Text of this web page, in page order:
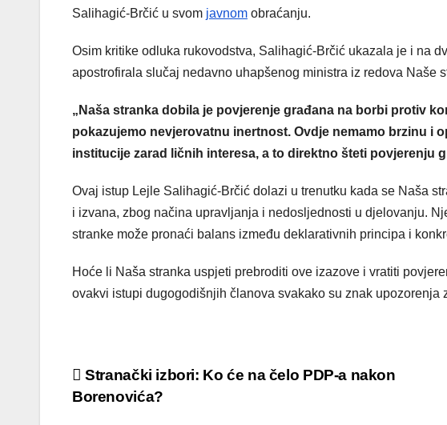
Salihagić-Brčić u svom javnom obraćanju.
Osim kritike odluka rukovodstva, Salihagić-Brčić ukazala je i na
apostrofirala slučaj nedavno uhapšenog ministra iz redova Naše
„Naša stranka dobila je povjerenje građana na borbi protiv
pokazujemo nevjerovatnu inertnost. Ovdje nemamo brzinu i
institucije zarad ličnih interesa, a to direktno šteti povjerenju
Ovaj istup Lejle Salihagić-Brčić dolazi u trenutku kada se Naša
i izvana, zbog načina upravljanja i nedosljednosti u djelovanju.
stranke može pronaći balans između deklarativnih principa i
Hoće li Naša stranka uspjeti prebroditi ove izazove i vratiti
ovakvi istupi dugogodišnjih članova svakako su znak upozorenja
Post
Stranački izbori: Ko će na čelo PDP-a nakon
Borenovića?